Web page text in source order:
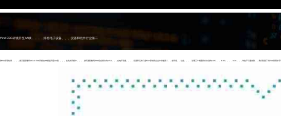
ESG评级升至AA级，，，，排名电子设备、、、仪器和元件行业第二
评级结果，，，，鼎天国际数码Wind ESG评级由BB级提升至AA级。。。。在此次评级中，，，，鼎天国际数码ESG综合得分为8.54，，，在电子设备、、、、仪器和元件行业502家纳评企业中排名第二，，在环境、、社会、、、、治理三个维度得分分别为6.95、、、8.63、、、、8.01，，，均处于行业前列，，充分彰显了其ESG管理水平与